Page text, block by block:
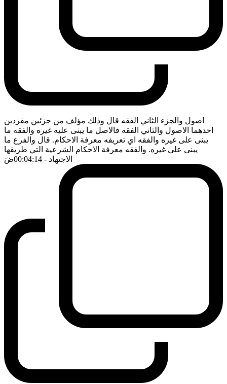
اصول والجزء الثاني الفقه قال وذلك مؤلف من جزئين مفردين
احدهما الاصول والثاني الفقه فالاصل ما يبنى عليه غيره والفقه ما
يبنى على غيره والفقه اي تعريفه معرفة الاحكام. قال والفرع ما
يبنى على غيره. والفقه معرفة الاحكام الشرعية التي طريقها
الاجتهاد - 00:04:14 ضَ